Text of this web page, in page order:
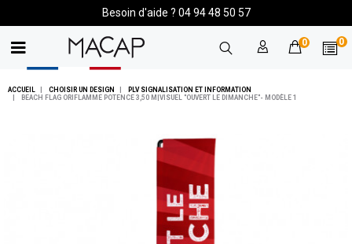
Besoin d'aide ? 04 94 48 50 57
0 0
ACCUEIL CHOISIR UN DESIGN
PLV SIGNALISATION ET INFORMATION
BEACH FLAG ORIFLAMME POTENCE 3,50 M|VISUEL "OUVERT LE DIMANCHE"- MODÈLE 1